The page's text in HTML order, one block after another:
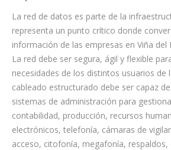
La red de datos es parte de la
representa un punto crítico donde
información de las empresas en Viña del
La red debe ser segura, ágil y flexible
necesidades de los distintos usuarios de
cableado estructurado debe ser capaz
sistemas de administración para
contabilidad, producción, recursos
electrónicos, telefonía, cámaras de
acceso, citofonía, megafonía, respaldos,